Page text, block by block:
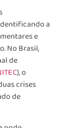
a
e
No Brasil,
de
), o
crises
de